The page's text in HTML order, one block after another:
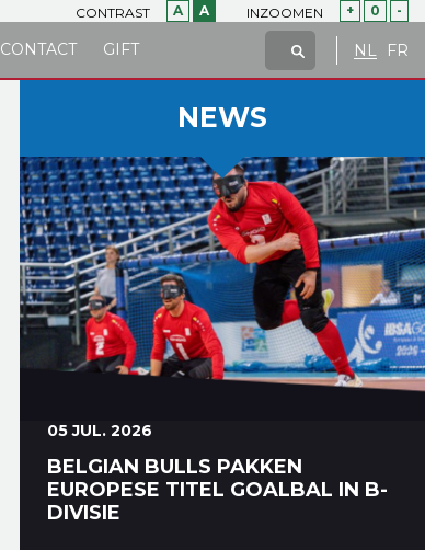
CONTRAST A A INZOOMEN + 0 -
NL FR
CONTACT GIFT
NEWS
05 JUL. 2026
BELGIAN BULLS PAKKEN
EUROPESE TITEL GOALBAL IN B-
DIVISIE